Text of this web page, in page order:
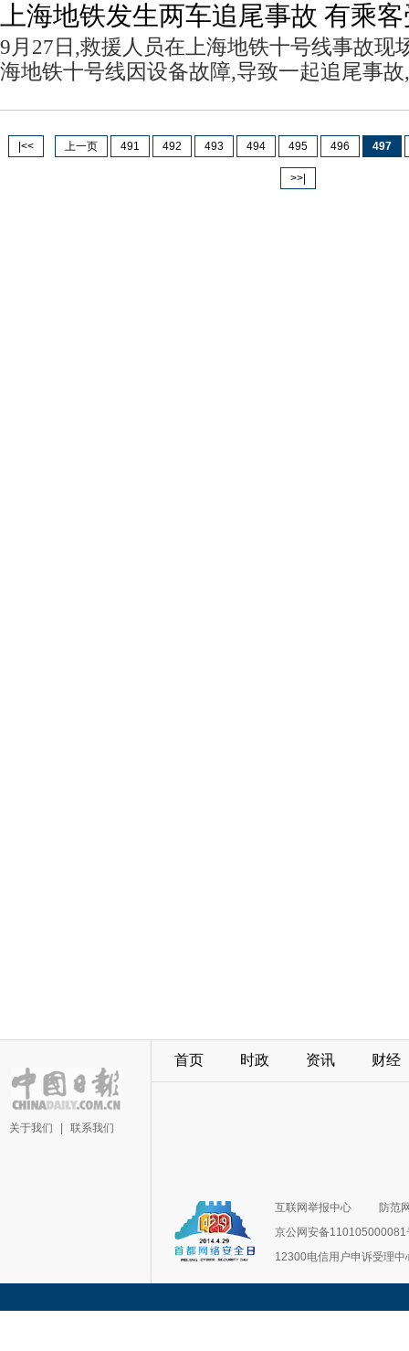
上海地铁发生两车追尾事故 有乘
9月27日,救援人员在上海地铁十号线事故现
海地铁十号线因设备故障,导致一起追尾事
|<< 上一页 491 492 493 494 495 496 497
>>|
关于我们 联系我们
首页 时政 资讯 财经
互联网举报中心
防范
京公网安备110105000081
12300电信用户申诉受理中